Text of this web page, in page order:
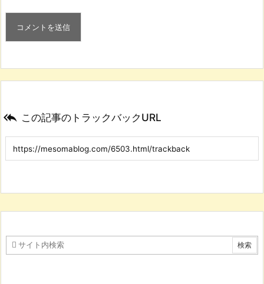
 この記事のトラックバックURL